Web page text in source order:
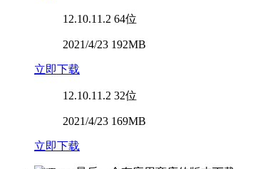
12.10.11.2 64位
2021/4/23 192MB
立即下载
12.10.11.2 32位
2021/4/23 169MB
立即下载